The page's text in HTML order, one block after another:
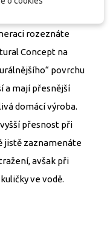
rozeznáte
Concept na
povrchu
a mají přesnější
domácí výroba.
přesnost při
jistě zaznamenáte
avšak při
ve vodě.